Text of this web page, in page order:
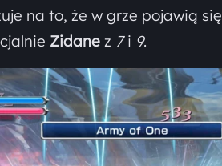
na to, że w grze pojawią się
Zidane z 7i 9.